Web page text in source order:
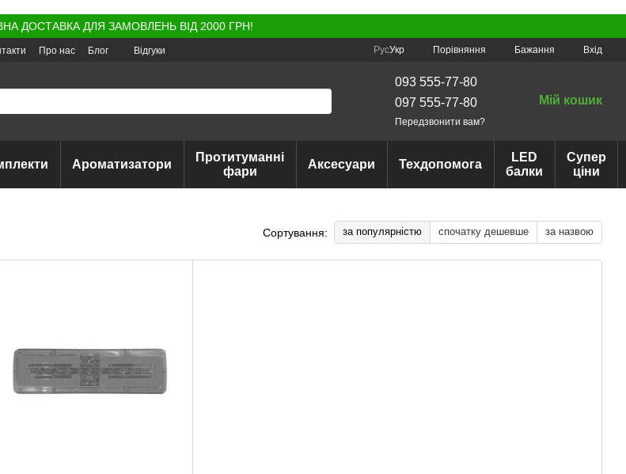
ДОСТАВКА ДЛЯ ЗАМОВЛЕНЬ ВІД 2000 ГРН!
Про нас Блог Відгуки РусУкр Порівняння Бажання Вхід
093 555-77-80
097 555-77-80
Передзвонити вам?
Мій кошик
Ароматизатори
Протитуманні
фари
Аксесуари Техдопомога
LED
балки
Супер
ціни
Сортування: за популярністю спочатку дешевше за назвою